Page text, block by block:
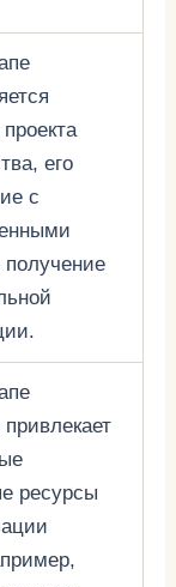
его
с
привлекает
ресурсы